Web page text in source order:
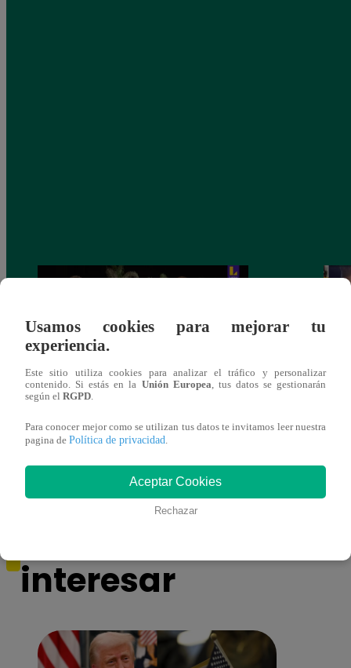
a la ‘Carta dulce’ en Noche de Patas
al
interesar
Usamos cookies para mejorar tu
experiencia.
Este sitio utiliza cookies para analizar el tráfico y personalizar
contenido. Si estás en la Unión Europea , tus datos se gestionarán
según el RGPD
Para conocer mejor como se utilizan tus datos te invitamos leer nuestra
pagina de Política de privacidad
Aceptar Cookies
Rechazar